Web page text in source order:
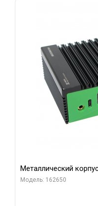
Металлический
Модель: 162650